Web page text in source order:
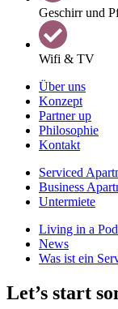
Geschirr und
Wifi & TV
Über uns
Konzept
Partner up
Philosophie
Kontakt
Serviced
Business
Untermiete
Living in a
News
Was ist ein
Let’s start